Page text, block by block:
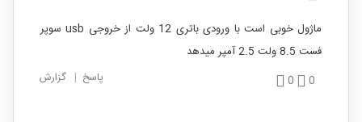
ماژول خوبی است با ورودی باتری 12 ولت از خروجی usb سوپر
فست 8.5 ولت 2.5 آمپر میدهد
0
0 پاسخ | گزارش